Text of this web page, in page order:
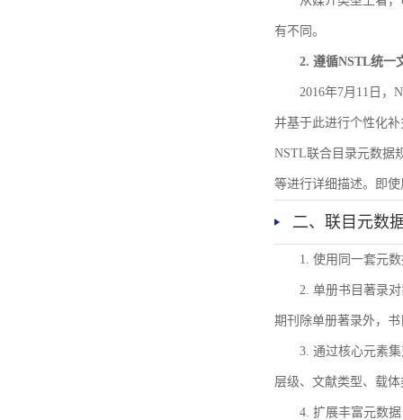
有不同。
2. 遵循NSTL统一
2016年7月11日，
并基于此进行个性化
NSTL联合目录元数据
等进行详细描述。即
二、联目元数
1. 使用同一套元
2. 单册书目著录
期刊除单册著录外，
3. 通过核心元素
层级、文献类型、载
4. 扩展丰富元数